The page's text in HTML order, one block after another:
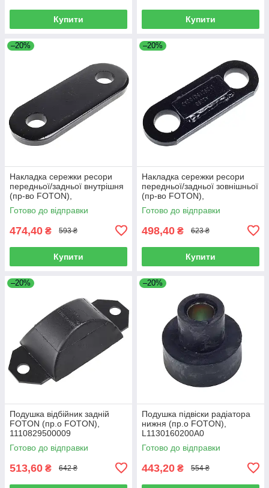
Купити Купити
–20%
Накладка сережки ресори
передньої/задньої внутрішня
(пр-во FOTON),
L1292150200A0
Готово до відправки
474,40 ₴ 593 ₴
Купити
–20%
Накладка сережки ресори
передньої/задньої зовнішньої
(пр-во FOTON),
L1292150100A0
Готово до відправки
498,40 ₴ 623 ₴
Купити
–20%
Подушка відбійник задній
FOTON (пр.о FOTON),
1110829500009
Готово до відправки
513,60 ₴ 642 ₴
–20%
Подушка підвіски радіатора
нижня (пр.о FOTON),
L1130160200A0
Готово до відправки
443,20 ₴ 554 ₴